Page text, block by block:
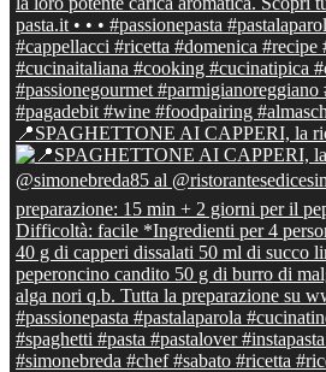
📍SPAGHETTONE AI CAPPERI, la